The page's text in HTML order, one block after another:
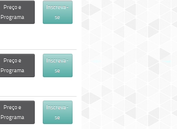
Preço e
Programa
Inscreva-
se
Preço e
Programa
Inscreva-
se
Preço e
Programa
Inscreva-
se